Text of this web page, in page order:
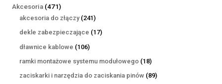
Akcesoria 471471
produktów
akcesoria do złączy 241241
produktów
dekle zabezpieczające 1717
dławnice kablowe 106106
produktów
ramki montażowe systemu modułowego 1818
produktów
zaciskarki i narzędzia do zaciskania pinów 8989